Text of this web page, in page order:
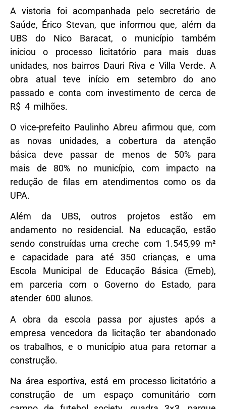
A vistoria foi acompanhada pelo secretário de
Saúde, Érico Stevan, que informou que, além da
UBS do Nico Baracat, o município também
iniciou o processo licitatório para mais duas
unidades, nos bairros Dauri Riva e Villa Verde. A
obra atual teve início em setembro do ano
passado e conta com investimento de cerca de
R$ 4 milhões.
O vice-prefeito Paulinho Abreu afirmou que, com
as novas unidades, a cobertura da atenção
básica deve passar de menos de 50% para
mais de 80% no município, com impacto na
redução de filas em atendimentos como os da
UPA.
Além da UBS, outros projetos estão em
andamento no residencial. Na educação, estão
sendo construídas uma creche com 1.545,99 m²
e capacidade para até 350 crianças, e uma
Escola Municipal de Educação Básica (Emeb),
em parceria com o Governo do Estado, para
atender 600 alunos.
A obra da escola passa por ajustes após a
empresa vencedora da licitação ter abandonado
os trabalhos, e o município atua para retomar a
construção.
Na área esportiva, está em processo licitatório a
construção de um espaço comunitário com